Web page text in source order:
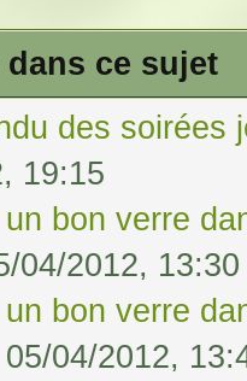
dans ce sujet
des soirées
19:15
bon verre
04/2012, 13:30
bon verre
05/04/2012,